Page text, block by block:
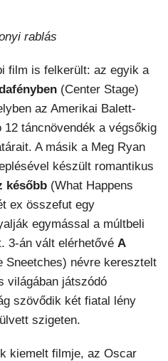
rablás
film is felkerült: az egyik a
(Center Stage)
az Amerikai Balett-
táncnövendék a végsőkig
A másik a Meg Ryan
készült romantikus
később (What Happens
ex összefut egy
egymással a múltbeli
3-án vált elérhetővé A
Sneetches) névre keresztelt
világában játszódó
szövődik két fiatal lény
szigeten.
kiemelt filmje, az Oscar